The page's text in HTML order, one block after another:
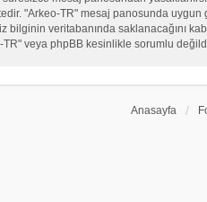
"Arkeo-TR" mesaj panosunda
veritabanında saklanacağını
TR" veya phpBB kesinlikle sorumlu
Anasayfa